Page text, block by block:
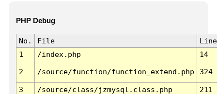
PHP Debug
No. File
Line
1
/index.php 14
2 /source/function/function_extend.php 324
3 /source/class/jzmysql.class.php
211